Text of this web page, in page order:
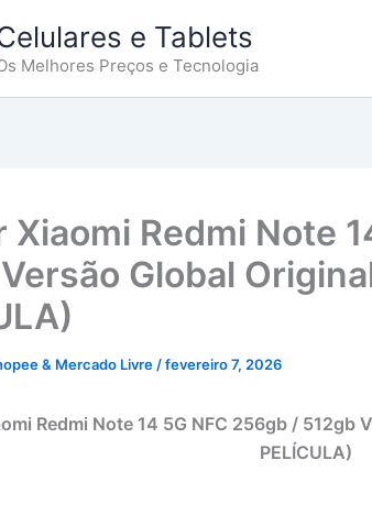
e Tablets
Melhores Preços e Tecnologia
Xiaomi Redmi Note
Global
& Mercado Livre /fevereiro 7, 2026
Redmi Note 14 5G NFC 256gb / 512gb
PELÍCULA)